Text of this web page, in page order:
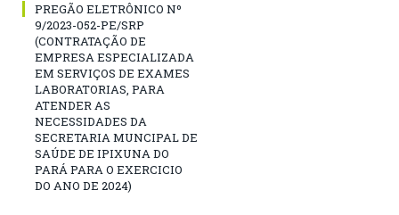
PREGÃO ELETRÔNICO Nº
9/2023-052-PE/SRP
(CONTRATAÇÃO DE
EMPRESA ESPECIALIZADA
EM SERVIÇOS DE EXAMES
LABORATORIAS, PARA
ATENDER AS
NECESSIDADES DA
SECRETARIA MUNCIPAL DE
SAÚDE DE IPIXUNA DO
PARÁ PARA O EXERCICIO
DO ANO DE 2024)